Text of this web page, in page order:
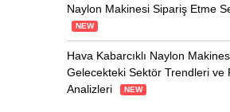
Naylon Makinesi Sipariş Etme
NEW
Hava Kabarcıklı Naylon
Gelecekteki Sektör Trendleri ve
Analizleri
NEW